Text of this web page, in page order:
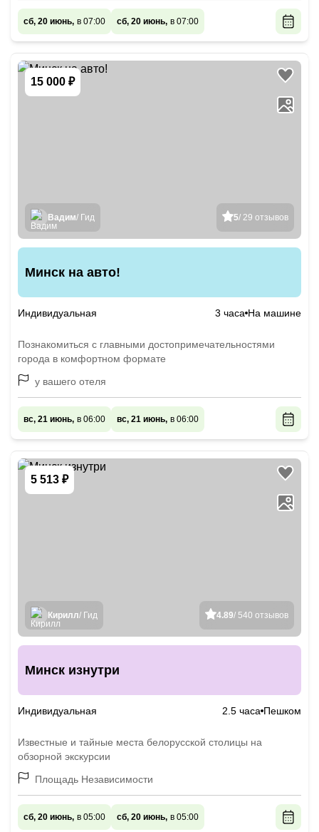
сб, 20 июнь, в 07:00 сб, 20 июнь, в 07:00
15 000 ₽
5/ 29 отзывов
Вадим/ Гид
Минск на авто!
Индивидуальная 3 часа На машине
Познакомиться с главными достопримечательностями
города в комфортном формате
у вашего отеля
вс, 21 июнь, в 06:00 вс, 21 июнь, в 06:00
5 513 ₽
4.89/ 540 отзывов
Кирилл/ Гид
Минск изнутри
Индивидуальная 2.5 часа Пешком
Известные и тайные места белорусской столицы на
обзорной экскурсии
Площадь Независимости
сб, 20 июнь, в 05:00 сб, 20 июнь, в 05:00